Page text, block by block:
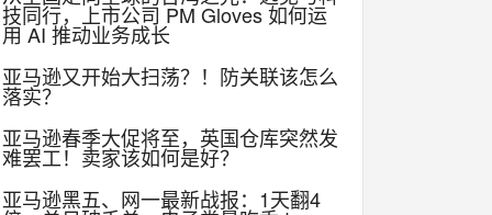
技同行，上市公司 PM Gloves 如何运
用 AI 推动业务成长
亚马逊又开始大扫荡？！防关联该怎么
落实？
亚马逊春季大促将至，英国仓库突然发
难罢工！卖家该如何是好？
亚马逊黑五、网一最新战报：1天翻4